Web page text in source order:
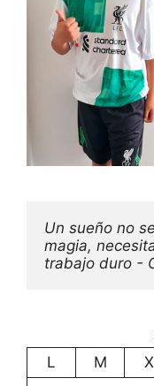
Un sueño no
magia,
trabajo duro -
L
M X